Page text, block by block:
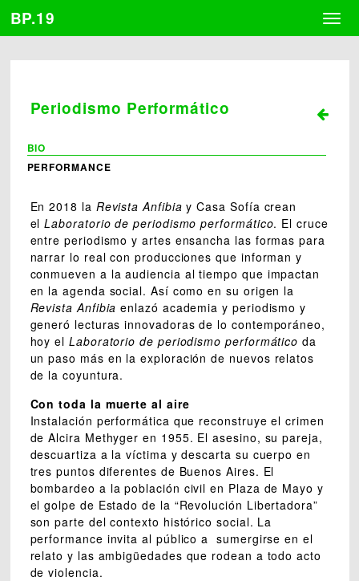
BP.19
Periodismo Performático
BIO
PERFORMANCE
En 2018 la Revista Anfibia y Casa Sofía crean
elLaboratorio de periodismo performático. El cruce
entre periodismo y artes ensancha las formas para
narrar lo real con producciones que informan y
conmueven a la audiencia al tiempo que impactan
en la agenda social. Así como en su origen la
Revista Anfibia enlazó academia y periodismo y
generó lecturas innovadoras de lo contemporáneo,
hoy el Laboratorio de periodismo performático da
un paso más en la exploración de nuevos relatos
de la coyuntura.
Con toda la muerte al aire
Instalación performática que reconstruye el crimen
de Alcira Methyger en 1955. El asesino, su pareja,
descuartiza a la víctima y descarta su cuerpo en
tres puntos diferentes de Buenos Aires. El
bombardeo a la población civil en Plaza de Mayo y
el golpe de Estado de la “Revolución Libertadora”
son parte del contexto histórico social. La
performance invita al público a sumergirse en el
relato y las ambigüedades que rodean a todo acto
de violencia.